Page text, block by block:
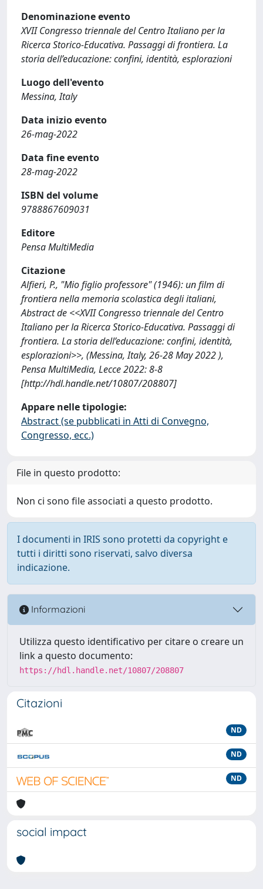
Denominazione evento
XVII Congresso triennale del Centro Italiano per la
Ricerca Storico-Educativa. Passaggi di frontiera. La
storia dell’educazione: confini, identità, esplorazioni
Luogo dell'evento
Messina, Italy
Data inizio evento
26-mag-2022
Data fine evento
28-mag-2022
ISBN del volume
9788867609031
Editore
Pensa MultiMedia
Citazione
Alfieri, P., "Mio figlio professore" (1946): un film di
frontiera nella memoria scolastica degli italiani,
Abstract de <<XVII Congresso triennale del Centro
Italiano per la Ricerca Storico-Educativa. Passaggi di
frontiera. La storia dell’educazione: confini, identità,
esplorazioni>>, (Messina, Italy, 26-28 May 2022 ),
Pensa MultiMedia, Lecce 2022: 8-8
[http://hdl.handle.net/10807/208807]
Appare nelle tipologie:
Abstract (se pubblicati in Atti di Convegno,
Congresso, ecc.)
File in questo prodotto:
Non ci sono file associati a questo prodotto.
I documenti in IRIS sono protetti da copyright e
tutti i diritti sono riservati, salvo diversa
indicazione.
Informazioni
Utilizza questo identificativo per citare o creare un
link a questo documento:
https://hdl.handle.net/10807/208807
Citazioni
ND
ND
ND
social impact